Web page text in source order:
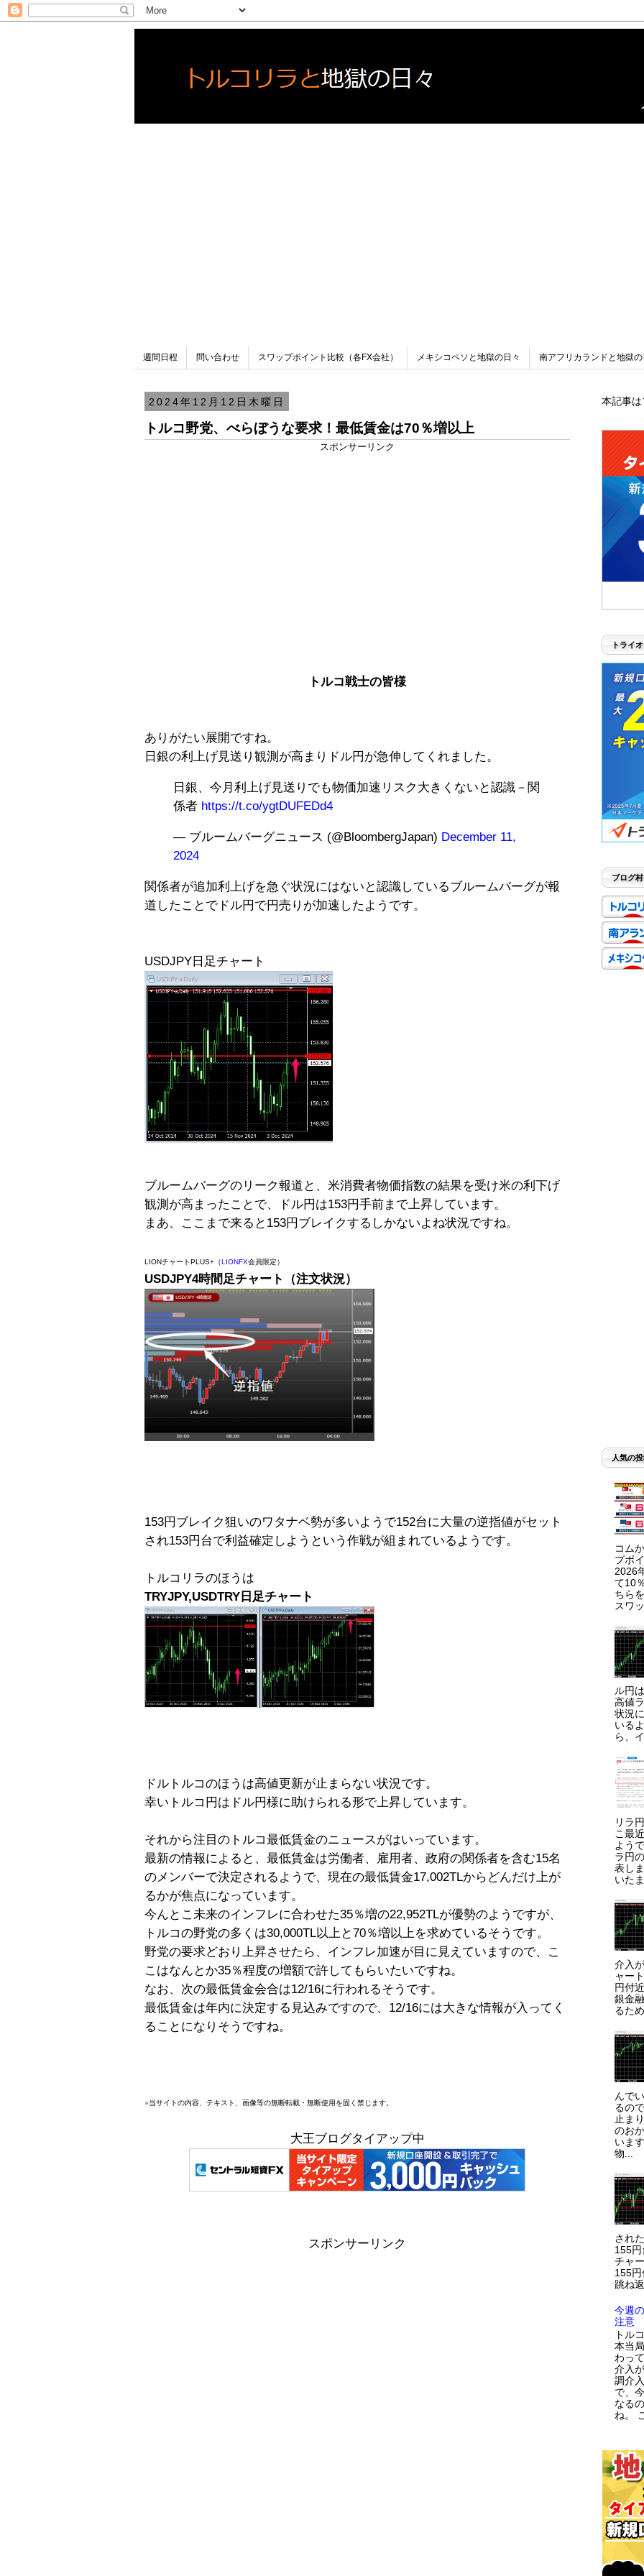
週間日程 問い合わせ スワップポイント比較（各FX会社） メキシコペソと地獄の日々 南アフリカランドと地獄
2024年12月12日木曜日
トルコ野党、べらぼうな要求！最低賃金は70％増以上
スポンサーリンク
トルコ戦士の皆様
ありがたい展開ですね。
日銀の利上げ見送り観測が高まりドル円が急伸してくれました。
日銀、今月利上げ見送りでも物価加速リスク大きくないと認識－関
係者 https://t.co/ygtDUFEDd4
— ブルームバーグニュース (@BloombergJapan) December 11,
2024
関係者が追加利上げを急ぐ状況にはないと認識しているブルームバーグが報
道したことでドル円で円売りが加速したようです。
USDJPY日足チャート
ブルームバーグのリーク報道と、米消費者物価指数の結果を受け米の利下げ
観測が高まったことで、ドル円は153円手前まで上昇しています。
まあ、ここまで来ると153円ブレイクするしかないよね状況ですね。
LIONチャートPLUS+（LIONFX会員限定）
USDJPY4時間足チャート（注文状況）
153円ブレイク狙いのワタナベ勢が多いようで152台に大量の逆指値がセット
され153円台で利益確定しようという作戦が組まれているようです。
トルコリラのほうは
TRYJPY,USDTRY日足チャート
ドルトルコのほうは高値更新が止まらない状況です。
幸いトルコ円はドル円様に助けられる形で上昇しています。
それから注目のトルコ最低賃金のニュースがはいっています。
最新の情報によると、最低賃金は労働者、雇用者、政府の関係者を含む15名
のメンバーで決定されるようで、現在の最低賃金17,002TLからどんだけ上が
るかが焦点になっています。
今んとこ未来のインフレに合わせた35％増の22,952TLが優勢のようですが、
トルコの野党の多くは30,000TL以上と70％増以上を求めているそうです。
野党の要求どおり上昇させたら、インフレ加速が目に見えていますので、こ
こはなんとか35％程度の増額で許してもらいたいですね。
なお、次の最低賃金会合は12/16に行われるそうです。
最低賃金は年内に決定する見込みですので、12/16には大きな情報が入ってく
ることになりそうですね。
※当サイトの内容、テキスト、画像等の無断転載・無断使用を固く禁じます。
大王ブログタイアップ中
スポンサーリンク
本記事
トライ
ブログ村
人気の
コム
プポ
2026
て10
ちら
スワ
ル円
高値
状況
いる
ら、
リラ
こ最
よう
ラ円
表し
いた
介入
ャー
円付
銀金
るた
んで
るの
止ま
のお
いま
物...
され
155
チャ
155
跳ね
今週
注意
トル
本当
わっ
介入
調介
で、
なる
ね。